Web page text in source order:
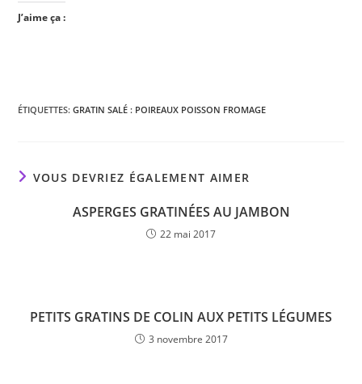
J’aime ça :
ÉTIQUETTES:GRATIN SALÉ : POIREAUX POISSON FROMAGE
VOUS DEVRIEZ ÉGALEMENT AIMER
ASPERGES GRATINÉES AU JAMBON
22 mai 2017
PETITS GRATINS DE COLIN AUX PETITS LÉGUMES
3 novembre 2017